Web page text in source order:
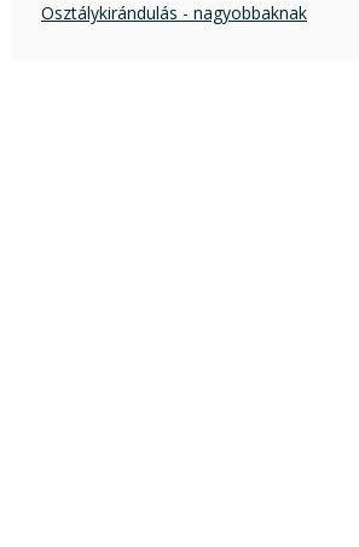
Osztálykirándulás - nagyobbaknak